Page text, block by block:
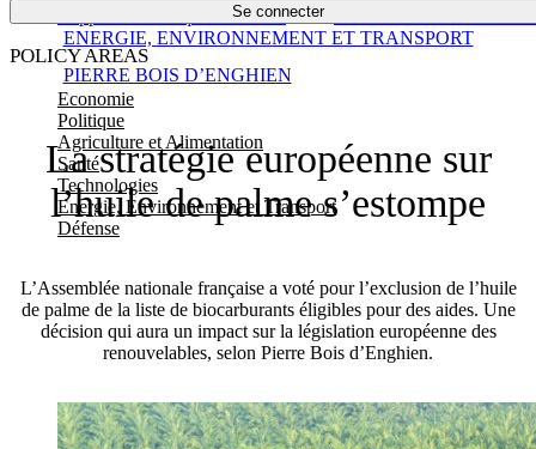
Se connecter
POLICY AREAS
Economie
Politique
Agriculture et Alimentation
Santé
Technologies
Energie, Environnement et Transport
Défense
Économie
La stratégie européenne sur
l’huile de palme s’estompe
L’Assemblée nationale française a voté pour l’exclusion de l’huile
de palme de la liste de biocarburants éligibles pour des aides. Une
décision qui aura un impact sur la législation européenne des
renouvelables, selon Pierre Bois d’Enghien.
PIERRE BOIS D’ENGHIEN
ENERGIE, ENVIRONNEMENT ET TRANSPORT